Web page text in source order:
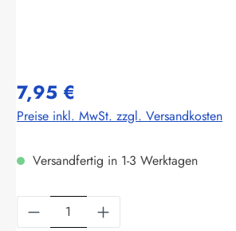
7,95 €
Preise inkl. MwSt. zzgl. Versandkosten
Versandfertig in 1-3 Werktagen
Produkt Anzahl: Gib den